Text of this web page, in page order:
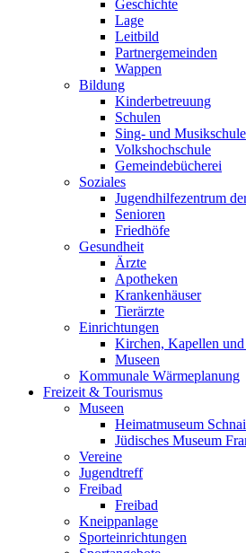
Geschichte
Lage
Leitbild
Partnergemeinden
Wappen
Bildung
Kinderbetreuung
Schulen
Sing- und Musikschule
Volkshochschule
Gemeindebücherei
Soziales
Jugendhilfezentrum
Senioren
Friedhöfe
Gesundheit
Ärzte
Apotheken
Krankenhäuser
Tierärzte
Einrichtungen
Kirchen, Kapellen und
Museen
Kommunale Wärmeplanung
Freizeit & Tourismus
Museen
Heimatmuseum
Jüdisches Museum
Vereine
Jugendtreff
Freibad
Freibad
Kneippanlage
Sporteinrichtungen